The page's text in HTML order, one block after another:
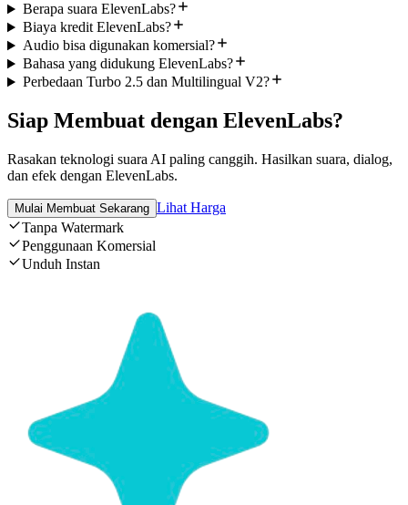
Berapa suara ElevenLabs?
Biaya kredit ElevenLabs?
Audio bisa digunakan komersial?
Bahasa yang didukung ElevenLabs?
Perbedaan Turbo 2.5 dan Multilingual V2?
Siap Membuat dengan ElevenLabs?
Rasakan teknologi suara AI paling canggih. Hasilkan suara, dialog,
dan efek dengan ElevenLabs.
Mulai Membuat Sekarang Lihat Harga
Tanpa Watermark
Penggunaan Komersial
Unduh Instan